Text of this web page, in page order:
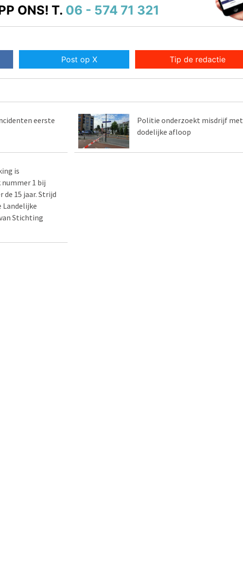
ONS! T. 06 - 574 71 321
Post op X Tip de redactie
eerste
Politie onderzoekt misdrijf met
dodelijke afloop
is
1 bij
de 15 jaar. Strijd
Landelijke
Stichting